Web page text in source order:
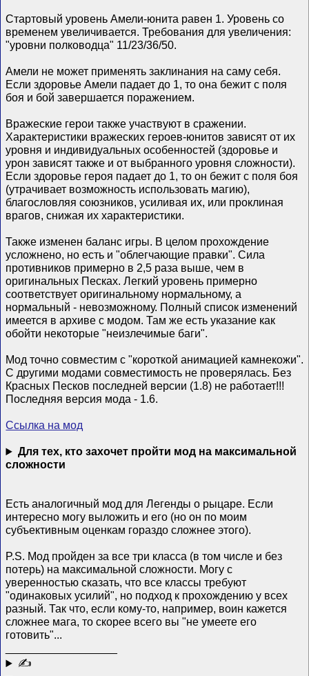
Стартовый уровень Амели-юнита равен 1. Уровень со
временем увеличивается. Требования для увеличения:
"уровни полководца" 11/23/36/50.
Амели не может применять заклинания на саму себя.
Если здоровье Амели падает до 1, то она бежит с поля
боя и бой завершается поражением.
Вражеские герои также участвуют в сражении.
Характеристики вражеских героев-юнитов зависят от их
уровня и индивидуальных особенностей (здоровье и
урон зависят также и от выбранного уровня сложности).
Если здоровье героя падает до 1, то он бежит с поля боя
(утрачивает возможность использовать магию),
благословляя союзников, усиливая их, или проклиная
врагов, снижая их характеристики.
Также изменен баланс игры. В целом прохождение
усложнено, но есть и "облегчающие правки". Сила
противников примерно в 2,5 раза выше, чем в
оригинальных Песках. Легкий уровень примерно
соответствует оригинальному нормальному, а
нормальный - невозможному. Полный список изменений
имеется в архиве с модом. Там же есть указание как
обойти некоторые "неизлечимые баги".
Мод точно совместим с "короткой анимацией камнекожи".
С другими модами совместимость не проверялась. Без
Красных Песков последней версии (1.8) не работает!!!
Последняя версия мода - 1.6.
Ссылка на мод
Для тех, кто захочет пройти мод на максимальной
сложности
Есть аналогичный мод для Легенды о рыцаре. Если
интересно могу выложить и его (но он по моим
субъективным оценкам гораздо сложнее этого).
P.S. Мод пройден за все три класса (в том числе и без
потерь) на максимальной сложности. Могу с
уверенностью сказать, что все классы требуют
"одинаковых усилий", но подход к прохождению у всех
разный. Так что, если кому-то, например, воин кажется
сложнее мага, то скорее всего вы "не умеете его
готовить"...
✍